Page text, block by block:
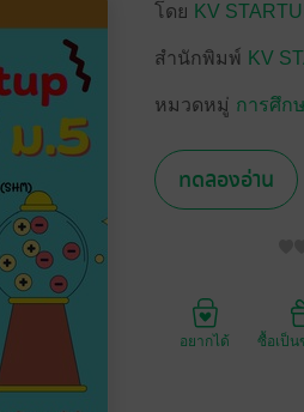
โดย KV
สำนักพิมพ์ KV
หมวดหมู่ การศึก
ทดลองอ่าน
อยากได้ ซื้อเป็